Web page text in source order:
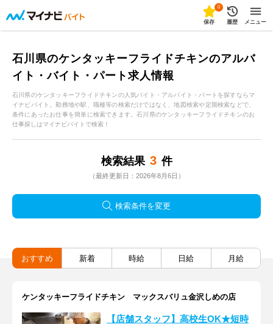
0
保存 履歴 メニュー
石川県のケンタッキーフライドチキンのアルバ
イト・バイト・パート求人情報
石川県のケンタッキーフライドチキンの人気バイト・アルバイト・パートを探すならマ
イナビバイト。勤務地や駅、職種等の検索だけではなく、地図検索や定期検索などで、
条件にあったお仕事を簡単に検索できます。石川県のケンタッキーフライドチキンのお
仕事探しはマイナビバイトで検索！
検索結果 3 件
（最終更新日：2026年8月6日）
検索条件を変更
おすすめ 新着 時給 日給 月給
ケンタッキーフライドチキン マックスバリュ金沢しめの店
【店舗スタッフ】高校生OK★短時